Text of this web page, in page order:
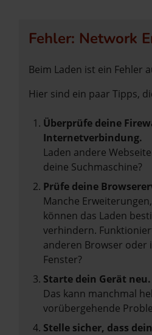
Fehler: Network
Beim Laden ist ein Fehler
Hier sind ein paar Tipps,
Überprüfe deine
Internetverbindung.
Laden andere
deine Suchmaschine?
Prüfe deine
Manche
können das Laden
verhindern.
anderen Browser oder
Fenster?
Starte dein Gerät neu.
Das kann manchmal
vorübergehende
Stelle sicher, dass